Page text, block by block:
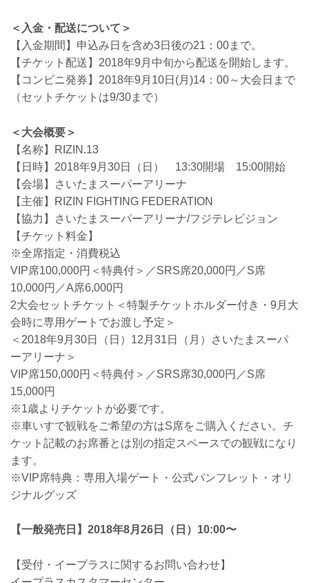
＜入金・配送について＞
【入金期間】申込み日を含め3日後の21：00まで。
【チケット配送】2018年9月中旬から配送を開始します。
【コンビニ発券】2018年9月10日(月)14：00～大会日まで
（セットチケットは9/30まで）
＜大会概要＞
【名称】RIZIN.13
【日時】2018年9月30日（日） 13:30開場 15:00開始
【会場】さいたまスーパーアリーナ
【主催】RIZIN FIGHTING FEDERATION
【協力】さいたまスーパーアリーナ/フジテレビジョン
【チケット料金】
※全席指定・消費税込
VIP席100,000円＜特典付＞／SRS席20,000円／S席
10,000円／A席6,000円
2大会セットチケット＜特製チケットホルダー付き・9月大
会時に専用ゲートでお渡し予定＞
＜2018年9月30日（日）12月31日（月）さいたまスーパ
ーアリーナ＞
VIP席150,000円＜特典付＞／SRS席30,000円／S席
15,000円
※1歳よりチケットが必要です。
※車いすで観戦をご希望の方はS席をご購入ください。チ
ケット記載のお席番とは別の指定スペースでの観戦になり
ます。
※VIP席特典：専用入場ゲート・公式パンフレット・オリ
ジナルグッズ
【一般発売日】2018年8月26日（日）10:00〜
【受付・イープラスに関するお問い合わせ】